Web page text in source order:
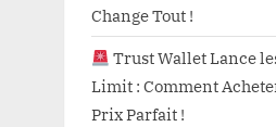
Change Tout !
Trust Wallet Lance
Limit : Comment
Prix Parfait !